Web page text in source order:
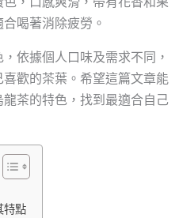
喝著消除疲勞。
依據個人口味及需求不同，
歡的茶葉。希望這篇文章能
茶的特色，找到最適合自己
特點